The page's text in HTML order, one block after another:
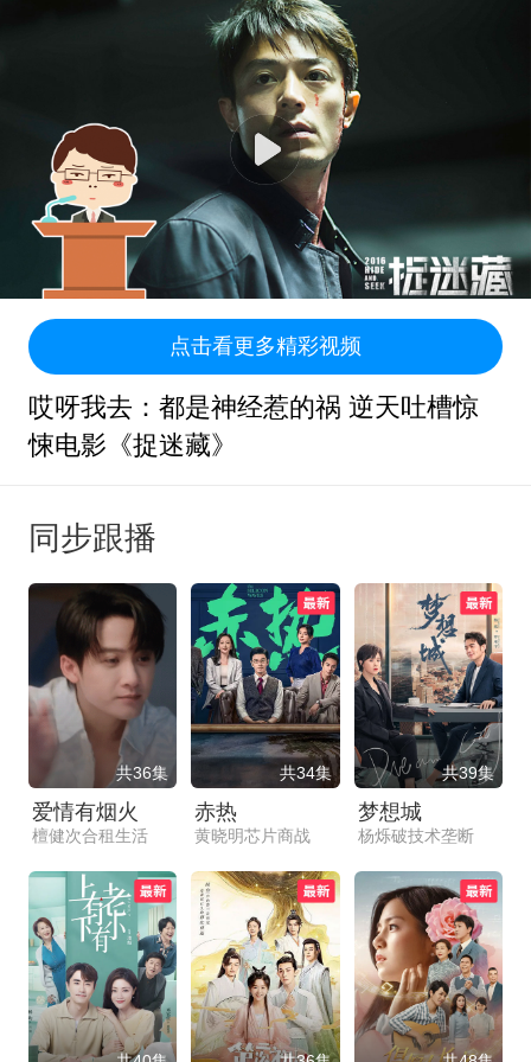
点击看更多精彩视频
哎呀我去：都是神经惹的祸 逆天吐槽惊
悚电影《捉迷藏》
同步跟播
共36集
爱情有烟火
檀健次合租生活
共34集
赤热
黄晓明芯片商战
共39集
梦想城
杨烁破技术垄断